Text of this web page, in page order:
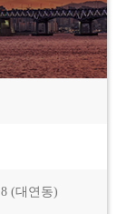
(대연동)